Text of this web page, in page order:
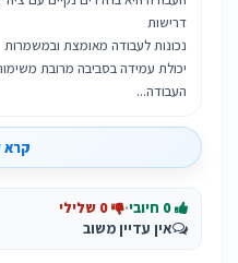
העבודה...
קרא
·
אין עדיין משוב